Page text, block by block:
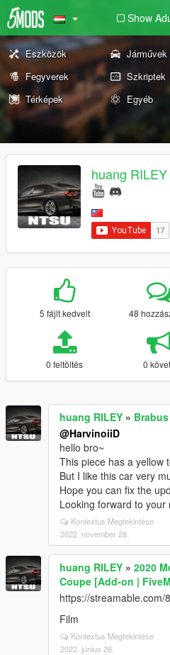
Show
Eszközök Járművek
Fegyverek
Szkriptek
Térképek
Egyéb
huang RILEY
5 fájlt kedvelt 48
0 feltöltés 0
huang RILEY »
@HarvinoiiD
hello bro~
This piece has a yellow
But I like this car very
Hope you can fix the
Looking forward to your
Kontextus Megtekintése
2022. november 28.
huang RILEY » 2020
Coupe [Add-on |
https://streamable.com/
Film
Kontextus Megtekintése
2022. június 26.